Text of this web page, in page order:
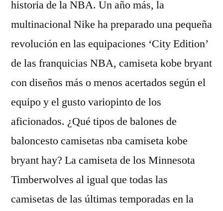
historia de la NBA. Un año más, la
multinacional Nike ha preparado una pequeña
revolución en las equipaciones ‘City Edition’
de las franquicias NBA, camiseta kobe bryant
con diseños más o menos acertados según el
equipo y el gusto variopinto de los
aficionados. ¿Qué tipos de balones de
baloncesto camisetas nba camiseta kobe
bryant hay? La camiseta de los Minnesota
Timberwolves al igual que todas las
camisetas de las últimas temporadas en la